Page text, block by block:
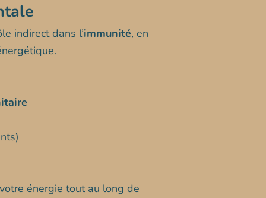
indirect dans l’immunité, en
énergie tout au long de